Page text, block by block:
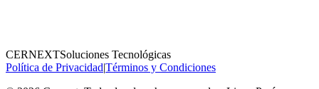
CERNEXTSoluciones Tecnológicas
Política de Privacidad|Términos y Condiciones